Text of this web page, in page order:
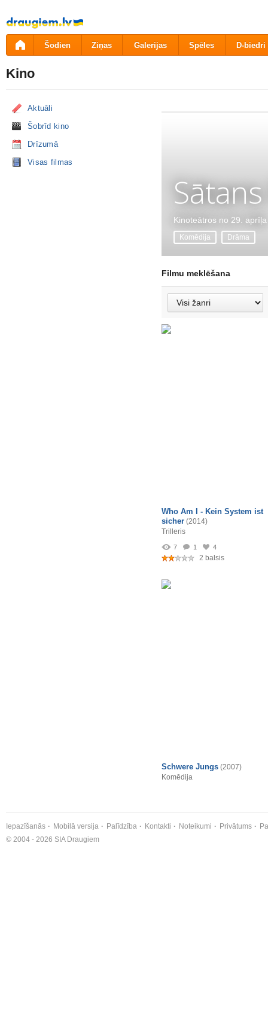
Pāriet
uz
saturu
Šodien Ziņas Galerijas Spēles D-biedri
Kino
Aktuāli
Šobrīd kino
Drīzumā
Visas filmas
Kinoteātros no 29. aprīļa
Komēdija Drāma
Filmu meklēšana
Who Am I - Kein System ist
sicher (2014)
Trilleris
7 1 4
2 balsis
Schwere Jungs (2007)
Komēdija
Iepazīšanās Mobilā versija Palīdzība Kontakti Noteikumi Privātums
© 2004 - 2026 SIA Draugiem